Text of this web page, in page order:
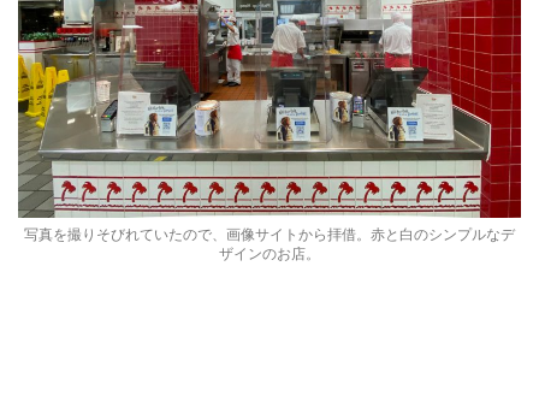
写真を撮りそびれていたので、画像サイトから拝借。赤と白のシンプルなデ
ザインのお店。